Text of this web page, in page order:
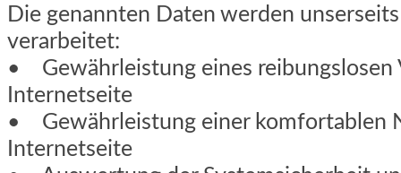
Die genannten Daten werden
verarbeitet:
• Gewährleistung eines reibungslosen
Internetseite
• Gewährleistung einer komfortablen
Internetseite